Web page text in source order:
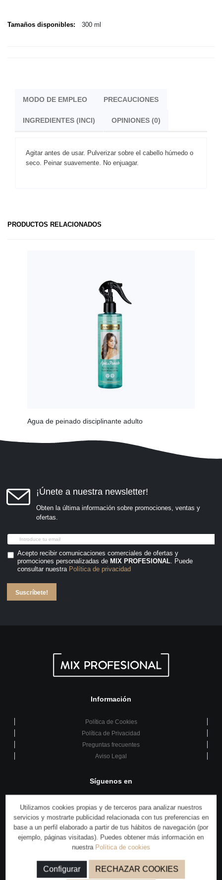
Utilizamos cookies propias y de terceros para analizar nuestros
servicios y mostrarte publicidad relacionada con tus preferencias en
base a un perfil elaborado a partir de tus hábitos de navegación (por
ejemplo, páginas visitadas). Puedes obtener más información en
nuestra Política de cookies
Configurar RECHAZAR COOKIES
Tamaños disponibles: 300 ml
MODO DE EMPLEO PRECAUCIONES
INGREDIENTES (INCI) OPINIONES (0)
Agitar antes de usar. Pulverizar sobre el cabello húmedo o
seco. Peinar suavemente. No enjuagar.
PRODUCTOS RELACIONADOS
Agua de peinado disciplinante adulto
¡Únete a nuestra newsletter!
Obten la última información sobre promociones, ventas y
ofertas.
Acepto recibir comunicaciones comerciales de ofertas y
promociones personalizadas de MIX PROFESIONAL. Puede
consultar nuestra Política de privacidad
Suscríbete!
Información
Política de Cookies
Política de Privacidad
Preguntas frecuentes
Aviso Legal
Síguenos en
También puedes encontrarnos en: